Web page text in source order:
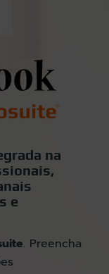
na
e
. Preencha